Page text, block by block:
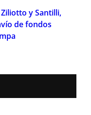
y Santilli,
de fondos